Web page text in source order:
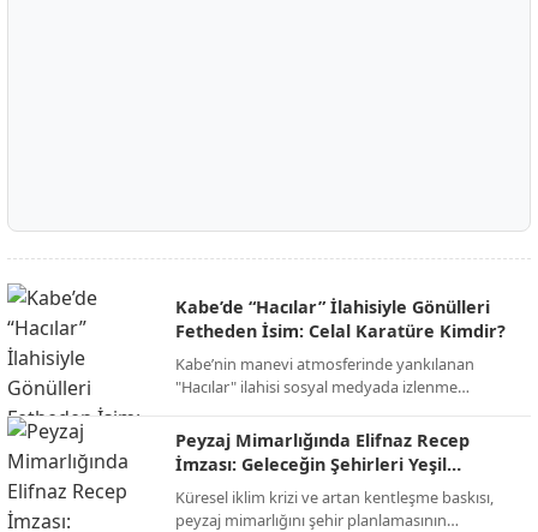
Kabe’de “Hacılar” İlahisiyle Gönülleri
Fetheden İsim: Celal Karatüre Kimdir?
Kabe’nin manevi atmosferinde yankılanan
"Hacılar" ilahisi sosyal medyada izlenme
Karatüre’nin hayatı ve biyografisi merak konusu
oldu.
Peyzaj Mimarlığında Elifnaz Recep
İmzası: Geleceğin Şehirleri Yeşil
Devrimle Şekilleniyor!
Küresel iklim krizi ve artan kentleşme baskısı,
peyzaj mimarlığını şehir planlamasının